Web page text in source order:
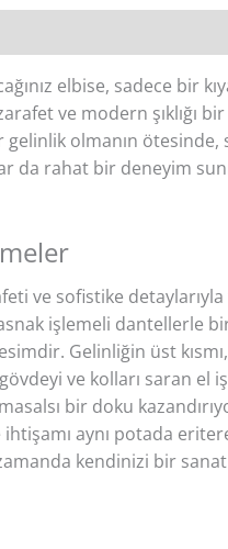
elbise, sadece bir
ve modern şıklığı
gelinlik olmanın
da rahat bir deneyim
ve sofistike
işlemeli
Gelinliğin üst
ve kolları saran
bir doku
ihtişamı aynı potada
kendinizi bir